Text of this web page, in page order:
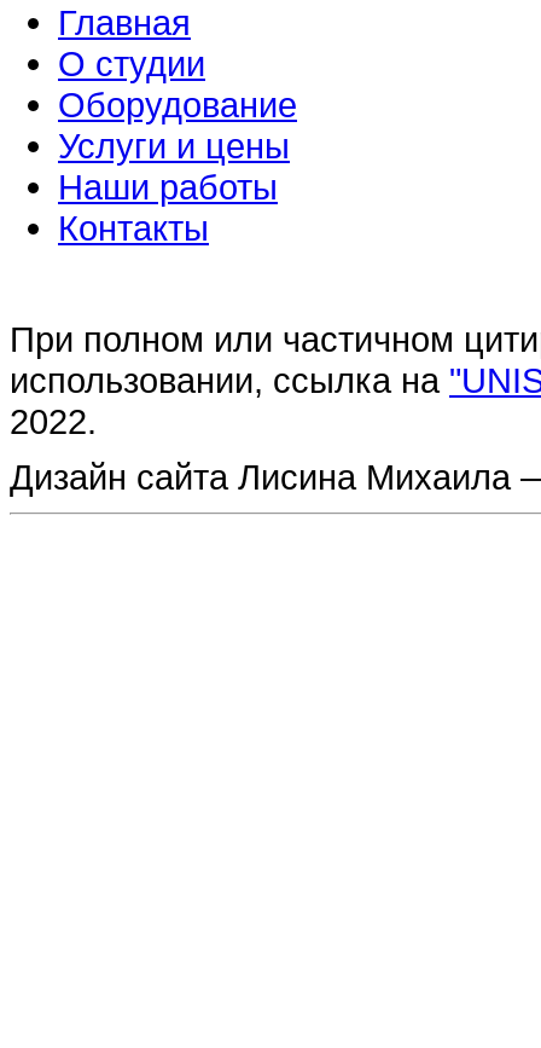
Главная
О студии
Оборудование
Услуги и цены
Наши работы
Контакты
При полном или частичном
использовании, ссылка на
2022.
Дизайн сайта Лисина